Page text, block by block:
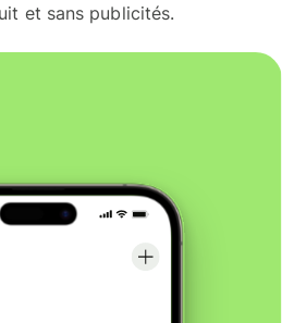
et sans publicités.